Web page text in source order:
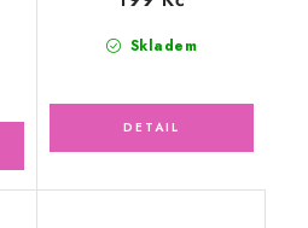
Skladem